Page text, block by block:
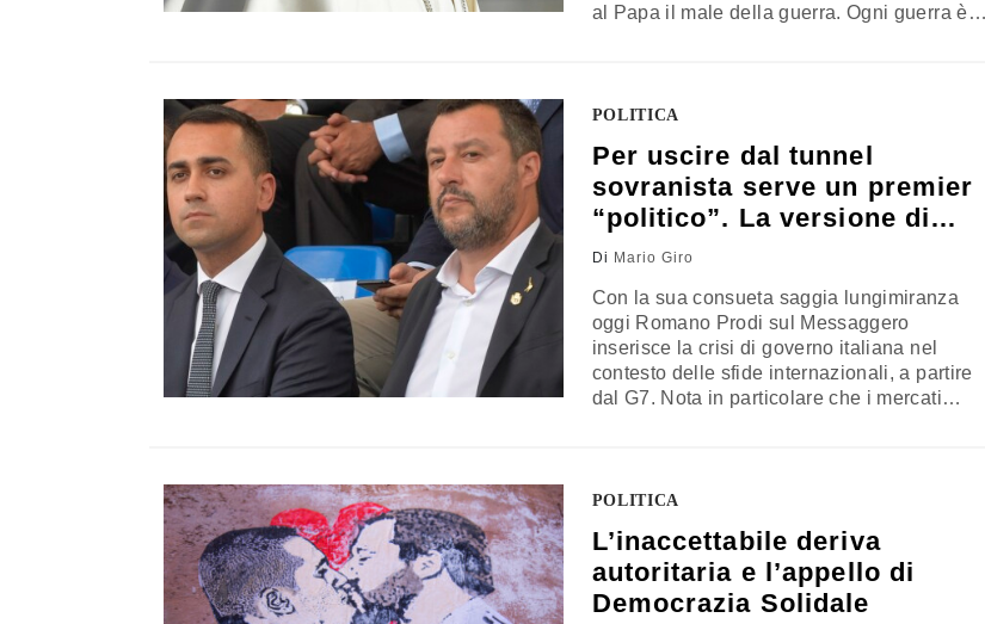
al Papa il male della guerra. Ogni guerra è
Poco prima davanti al Papa il presidente
POLITICA
Per uscire dal tunnel
sovranista serve un premier
“politico”. La versione di
Giro
Di Mario Giro
Con la sua consueta saggia lungimiranza
oggi Romano Prodi sul Messaggero
inserisce la crisi di governo italiana nel
contesto delle sfide internazionali, a partire
dal G7. Nota in particolare che i mercati
fa infuriare i sovranisti di casa nostra che
POLITICA
L’inaccettabile deriva
autoritaria e l’appello di
Democrazia Solidale